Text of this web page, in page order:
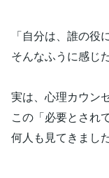
「自分は、誰の役
そんなふうに感じ
実は、心理カウン
この「必要とされ
何人も見てきました